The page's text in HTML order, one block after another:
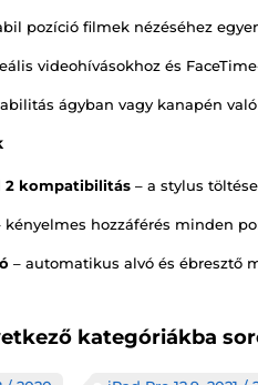
pozíció filmek nézéséhez
videohívásokhoz és
ágyban vagy kanapén
2 kompatibilitás – a stylus
kényelmes hozzáférés minden
– automatikus alvó és ébresztő
kategóriákba